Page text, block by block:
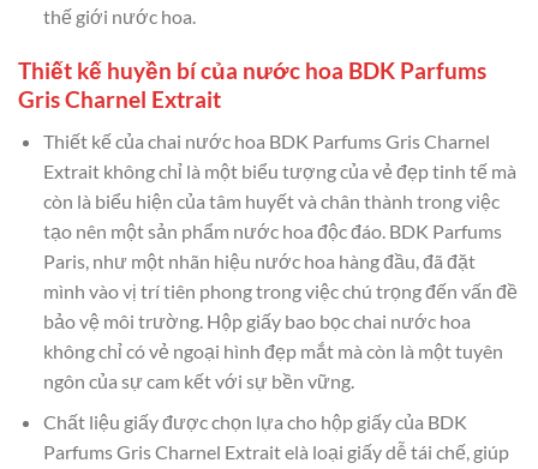
thế giới nước hoa.
Thiết kế huyền bí của nước hoa BDK Parfums
Gris Charnel Extrait
Thiết kế của chai nước hoa BDK Parfums Gris Charnel
Extrait không chỉ là một biểu tượng của vẻ đẹp tinh tế mà
còn là biểu hiện của tâm huyết và chân thành trong việc
tạo nên một sản phẩm nước hoa độc đáo. BDK Parfums
Paris, như một nhãn hiệu nước hoa hàng đầu, đã đặt
mình vào vị trí tiên phong trong việc chú trọng đến vấn đề
bảo vệ môi trường. Hộp giấy bao bọc chai nước hoa
không chỉ có vẻ ngoại hình đẹp mắt mà còn là một tuyên
ngôn của sự cam kết với sự bền vững.
Chất liệu giấy được chọn lựa cho hộp giấy của BDK
Parfums Gris Charnel Extrait elà loại giấy dễ tái chế, giúp